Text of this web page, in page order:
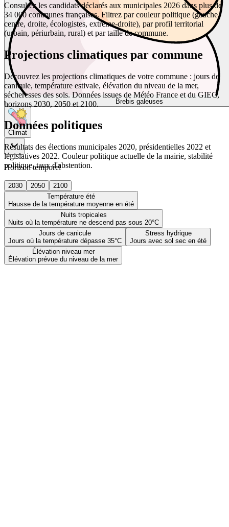
Brebis galeuses
Climat
Horizon temporel
2030 2050
2100
Température été
Hausse de la température moyenne en été
Nuits tropicales
Nuits où la température ne descend pas sous 20°C
Jours de canicule
Jours où la température dépasse 35°C
Stress hydrique
Jours avec sol sec en été
Élévation niveau mer
Élévation prévue du niveau de la mer
Consultez les candidats déclarés aux municipales 2026 dans plus de
34 000 communes françaises. Filtrez par couleur politique (gauche,
centre, droite, écologistes, extrême-droite), par profil territorial
(urbain, périurbain, rural) et par taille de commune.
Projections climatiques par commune
Découvrez les projections climatiques de votre commune : jours de
canicule, température estivale, élévation du niveau de la mer,
sécheresses des sols. Données issues de Météo France et du GIEC,
horizons 2030, 2050 et 2100.
Données politiques
Résultats des élections municipales 2020, présidentielles 2022 et
législatives 2022. Couleur politique actuelle de la mairie, stabilité
politique, taux d'abstention.